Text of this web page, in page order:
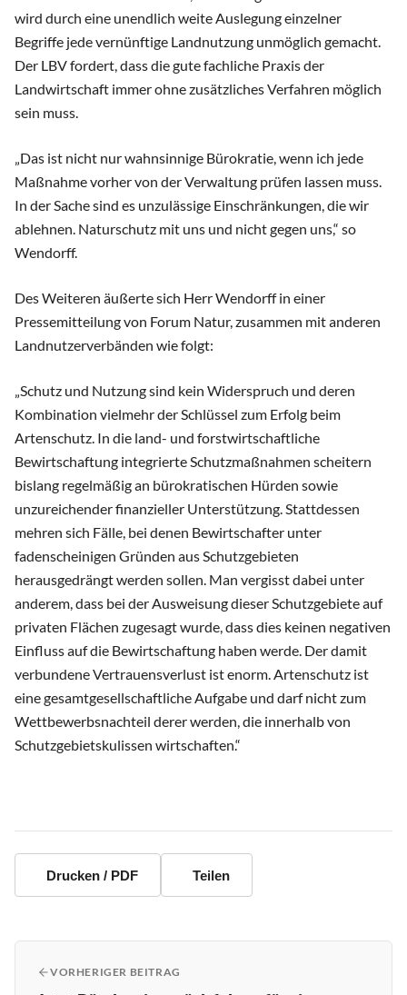
wird durch eine unendlich weite Auslegung einzelner
Begriffe jede vernünftige Landnutzung unmöglich gemacht.
Der LBV fordert, dass die gute fachliche Praxis der
Landwirtschaft immer ohne zusätzliches Verfahren möglich
sein muss.
„Das ist nicht nur wahnsinnige Bürokratie, wenn ich jede
Maßnahme vorher von der Verwaltung prüfen lassen muss.
In der Sache sind es unzulässige Einschränkungen, die wir
ablehnen. Naturschutz mit uns und nicht gegen uns,“ so
Wendorff.
Des Weiteren äußerte sich Herr Wendorff in einer
Pressemitteilung von Forum Natur, zusammen mit anderen
Landnutzerverbänden wie folgt:
„Schutz und Nutzung sind kein Widerspruch und deren
Kombination vielmehr der Schlüssel zum Erfolg beim
Artenschutz. In die land- und forstwirtschaftliche
Bewirtschaftung integrierte Schutzmaßnahmen scheitern
bislang regelmäßig an bürokratischen Hürden sowie
unzureichender finanzieller Unterstützung. Stattdessen
mehren sich Fälle, bei denen Bewirtschafter unter
fadenscheinigen Gründen aus Schutzgebieten
herausgedrängt werden sollen. Man vergisst dabei unter
anderem, dass bei der Ausweisung dieser Schutzgebiete auf
privaten Flächen zugesagt wurde, dass dies keinen negativen
Einfluss auf die Bewirtschaftung haben werde. Der damit
verbundene Vertrauensverlust ist enorm. Artenschutz ist
eine gesamtgesellschaftliche Aufgabe und darf nicht zum
Wettbewerbsnachteil derer werden, die innerhalb von
Schutzgebietskulissen wirtschaften.“
Drucken / PDF Teilen
VORHERIGER BEITRAG